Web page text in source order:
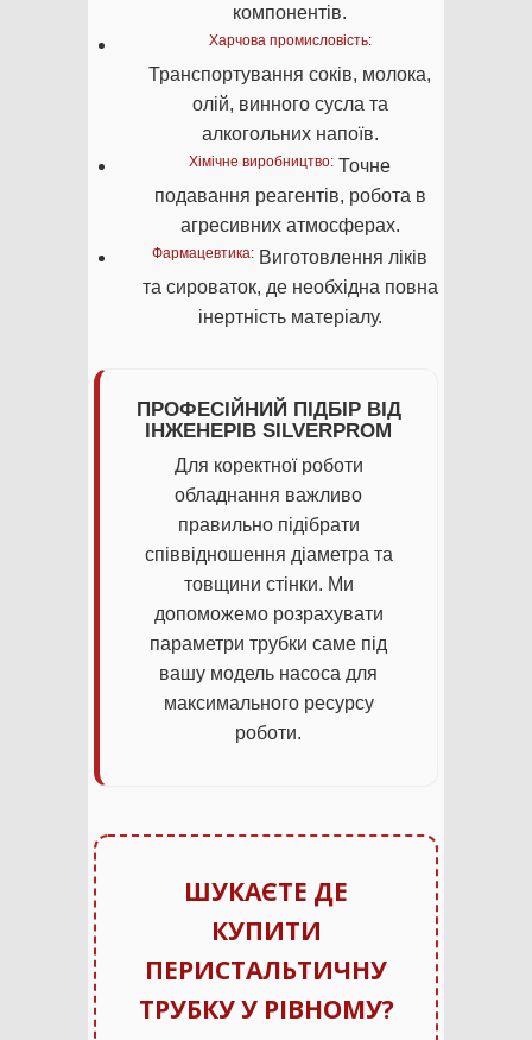
компонентів.
Харчова промисловість:
Транспортування соків, молока,
олій, винного сусла та
алкогольних напоїв.
Хімічне виробництво: Точне
подавання реагентів, робота в
агресивних атмосферах.
Фармацевтика: Виготовлення ліків
та сироваток, де необхідна повна
інертність матеріалу.
ПРОФЕСІЙНИЙ ПІДБІР ВІД
ІНЖЕНЕРІВ SILVERPROM
Для коректної роботи
обладнання важливо
правильно підібрати
співвідношення діаметра та
товщини стінки. Ми
допоможемо розрахувати
параметри трубки саме під
вашу модель насоса для
максимального ресурсу
роботи.
ШУКАЄТЕ ДЕ
КУПИТИ
ПЕРИСТАЛЬТИЧНУ
ТРУБКУ У РІВНОМУ?